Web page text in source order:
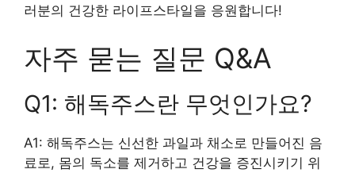
러분의 건강한 라이프스타일을 응원합니다!
자주 묻는 질문 Q&A
Q1: 해독주스란 무엇인가요?
A1: 해독주스는 신선한 과일과 채소로 만들어진 음
료로, 몸의 독소를 제거하고 건강을 증진시키기 위